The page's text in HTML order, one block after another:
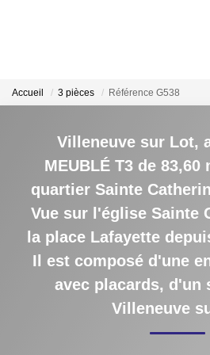
GESTION
Estimer
Estimation En Ligne
Biens
Accueil 3 pièces Référence G538
Villeneuve sur Lot,
MEUBLÉ T3 de 83,60
quartier Sainte
Vue sur l'église Sainte
la place Lafayette
Il est composé d'une
avec placards, d'un
Villeneuve